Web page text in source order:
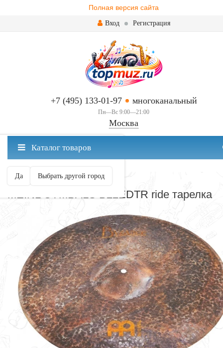
Полная версия сайта
Вход Регистрация
+7 (495) 133-01-97 многоканальный
Пн—Вс 9:00—21:00
Москва
Москва ваш город?
Да Выбрать другой город
Каталог товаров
RIDE
MEINL CYMBALS B22EDTR ride тарелка